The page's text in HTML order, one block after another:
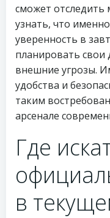
сможет отследить
узнать, что
уверенность в
планировать свои
внешние угрозы.
удобства и
таким
арсенале
Где
в